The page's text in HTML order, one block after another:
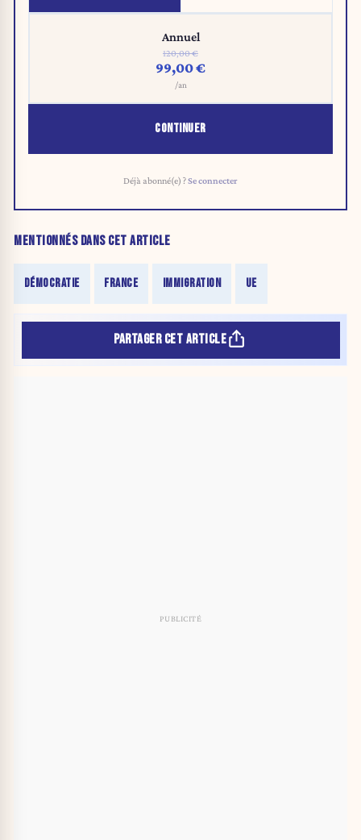
Annuel
120,00 €
99,00 €
/an
CONTINUER
Déjà abonné(e) ?Se connecter
MENTIONNÉS DANS CET ARTICLE
DÉMOCRATIE FRANCE IMMIGRATION UE
PARTAGER CET ARTICLE